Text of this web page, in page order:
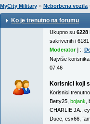
MyCity Military » Neborbena vozila
Ko je trenutno na forumu
Ukupno su 6228
sakrivenih i
Moderator] ::
Najviše
07:46
Korisnici koji
Korisnici
Betty25 bojank
CHARLIE JA.
Duce esx66